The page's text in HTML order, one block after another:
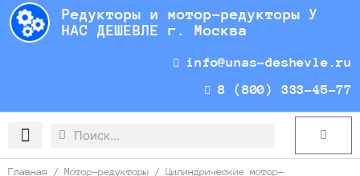
Перейти
содержимому
Редукторы и мотор-редукторы У
НАС ДЕШЕВЛЕ г. Москва
info@unas-deshevle.ru
8 (800) 333-45-77
Search
Search Cart
Главная / Мотор-редукторы / Цилиндрические мотор-